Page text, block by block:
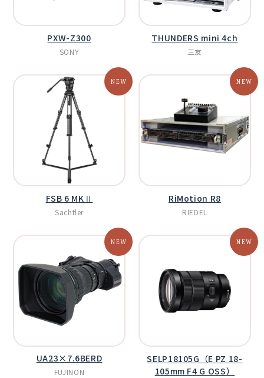
PXW-Z300
SONY
THUNDERS mini 4ch
三友
FSB 6 MKⅡ
Sachtler
RiMotion R8
RIEDEL
UA23×7.6BERD
FUJINON
SELP18105G（E PZ 18-
105mm F4 G OSS）